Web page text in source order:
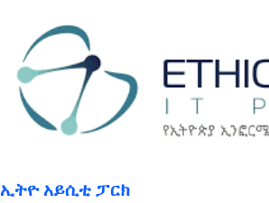
ኢትዮ አይሲቲ ፓርክ